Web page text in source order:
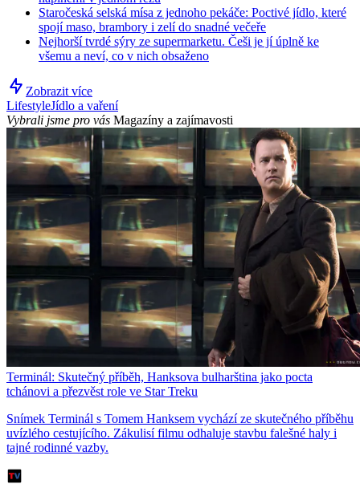
Staročeská selská mísa z jednoho pekáče: Poctivé jídlo, které
spojí maso, brambory i zelí do snadné večeře
Nejhorší tvrdé sýry ze supermarketu. Češi je jí úplně ke
všemu a neví, co v nich obsaženo
Zobrazit více
LifestyleJídlo a vaření
Vybrali jsme pro vás Magazíny a zajímavosti
Terminál: Skutečný příběh, Hanksova bulharština jako pocta
tchánovi a přezvěst role ve Star Treku
Snímek Terminál s Tomem Hanksem vychází ze skutečného příběhu
uvízlého cestujícího. Zákulisí filmu odhaluje stavbu falešné haly i
tajné rodinné vazby.